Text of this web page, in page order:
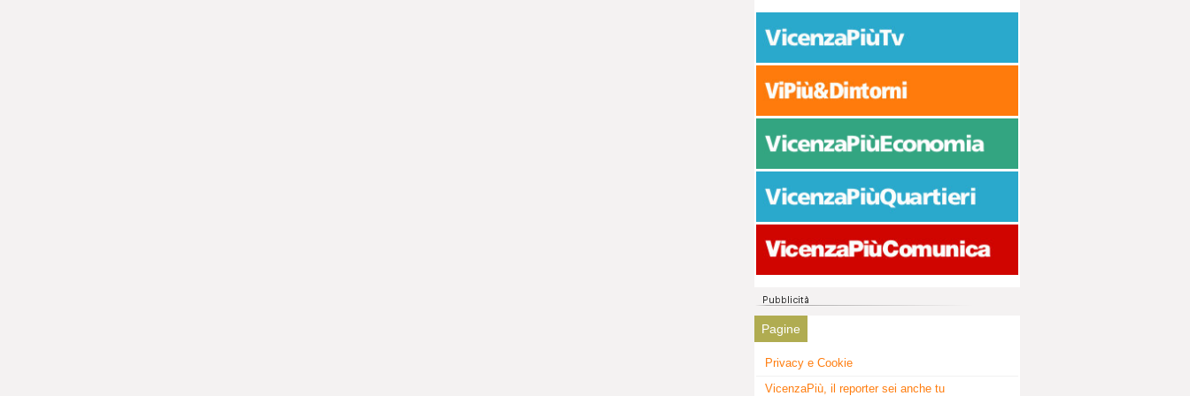
Pagine
Privacy e Cookie
VicenzaPiù, il reporter sei anche tu